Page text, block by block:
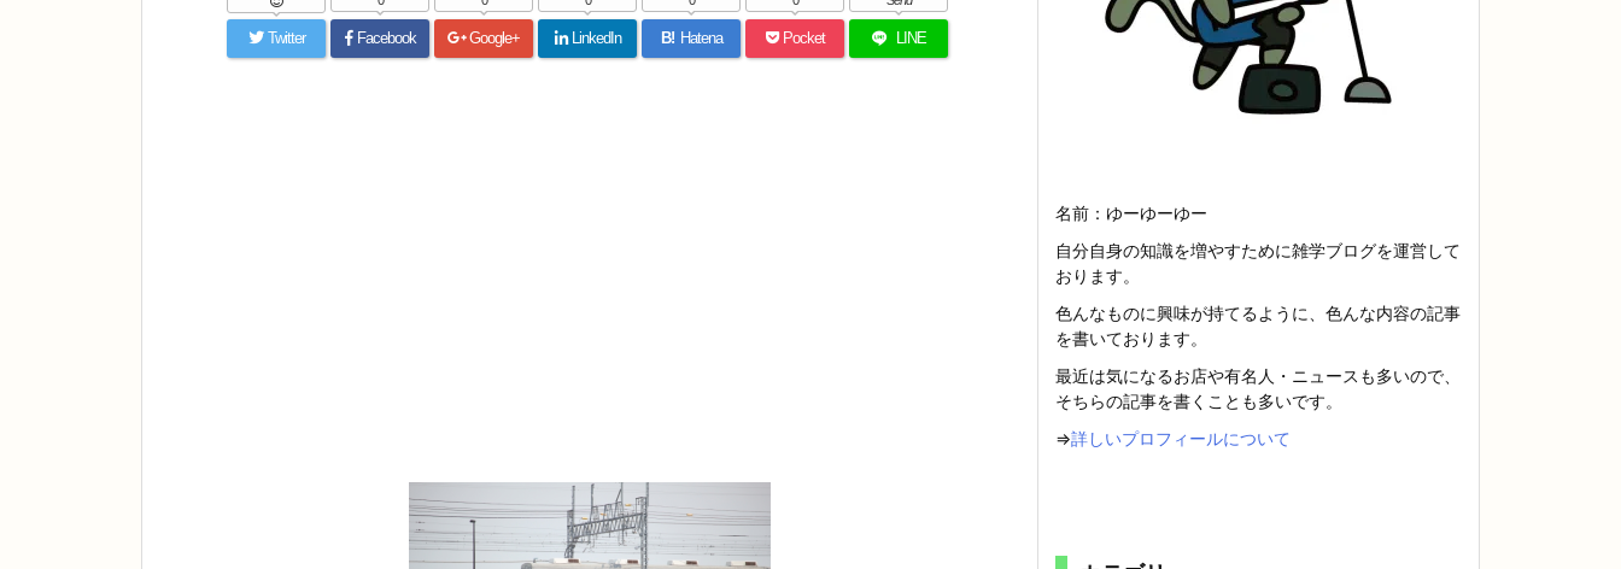
Twitter Facebook Google+ LinkedIn B! Hatena Pocket LINE
名前：ゆーゆーゆー
自分自身の知識を増やすために雑学ブログを運営して
おります。
色んなものに興味が持てるように、色んな内容の記事
を書いております。
最近は気になるお店や有名人・ニュースも多いので、
そちらの記事を書くことも多いです。
⇒詳しいプロフィールについて